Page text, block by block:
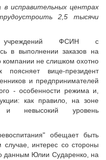
исправительных центрах
2,5 тысячи
учреждений ФСИН с
в выполнении заказов на
не слишком охотно
вице-президент
и предпринимателей
- особенности режима и,
как правило, на зоне
и невысокий уровень
обещает быть
интерес со стороны
данным Юлии Сударенко, на